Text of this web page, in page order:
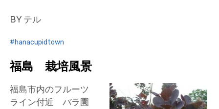
BY テル
hanacupidtown
福島 栽培風景
福島市内のフルーツ
ライン付近 バラ園